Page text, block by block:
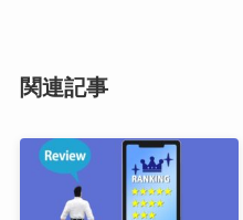
関連記事